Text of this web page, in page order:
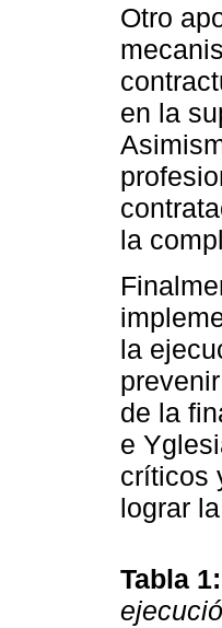
Otro
en la
la
la
de la
e
críticos
lograr
Tabla 1: